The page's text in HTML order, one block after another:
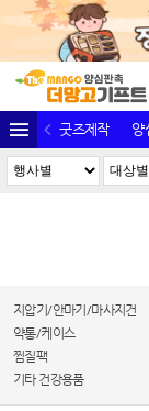
굿즈제작 양
지압기/안마기/마사지건
약통/케이스
찜질팩
기타 건강용품